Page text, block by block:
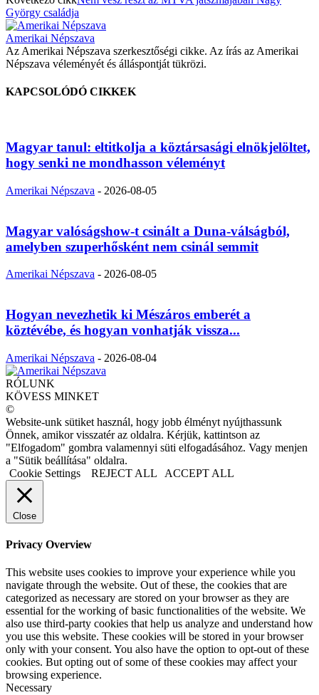
György családja
Amerikai Népszava
Az Amerikai Népszava szerkesztőségi cikke. Az írás az Amerikai
Népszava véleményét és álláspontját tükrözi.
KAPCSOLÓDÓ CIKKEK
Magyar tanul: eltitkolja a köztársasági elnökjelöltet,
hogy senki ne mondhasson véleményt
Amerikai Népszava - 2026-08-05
Magyar valóságshow-t csinált a Duna-válságból,
amelyben szuperhősként nem csinál semmit
Amerikai Népszava - 2026-08-05
Hogyan nevezhetik ki Mészáros emberét a
köztévébe, és hogyan vonhatják vissza...
Amerikai Népszava - 2026-08-04
RÓLUNK
KÖVESS MINKET
©
Website-unk sütiket használ, hogy jobb élményt nyújthassunk
Önnek, amikor visszatér az oldalra. Kérjük, kattintson az
"Elfogadom" gombra valamennyi süti elfogadásához. Vagy menjen
a "Sütik beállítása" oldalra.
Cookie Settings
REJECT ALL ACCEPT ALL
Close
Privacy Overview
This website uses cookies to improve your experience while you
navigate through the website. Out of these, the cookies that are
categorized as necessary are stored on your browser as they are
essential for the working of basic functionalities of the website. We
also use third-party cookies that help us analyze and understand how
you use this website. These cookies will be stored in your browser
only with your consent. You also have the option to opt-out of these
cookies. But opting out of some of these cookies may affect your
browsing experience.
Necessary